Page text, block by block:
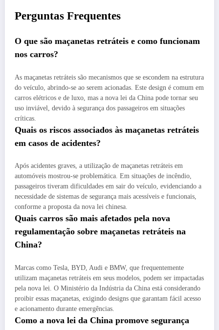
Perguntas Frequentes
O que são maçanetas retráteis e como funcionam
nos carros?
As maçanetas retráteis são mecanismos que se escondem na estrutura
do veículo, abrindo-se ao serem acionadas. Este design é comum em
carros elétricos e de luxo, mas a nova lei da China pode tornar seu
uso inviável, devido à segurança dos passageiros em situações
críticas.
Quais os riscos associados às maçanetas retráteis
em casos de acidentes?
Após acidentes graves, a utilização de maçanetas retráteis em
automóveis mostrou-se problemática. Em situações de incêndio,
passageiros tiveram dificuldades em sair do veículo, evidenciando a
necessidade de sistemas de segurança mais acessíveis e funcionais,
conforme a proposta da nova lei chinesa.
Quais carros são mais afetados pela nova
regulamentação sobre maçanetas retráteis na
China?
Marcas como Tesla, BYD, Audi e BMW, que frequentemente
utilizam maçanetas retráteis em seus modelos, podem ser impactadas
pela nova lei. O Ministério da Indústria da China está considerando
proibir essas maçanetas, exigindo designs que garantam fácil acesso
e acionamento durante emergências.
Como a nova lei da China promove segurança